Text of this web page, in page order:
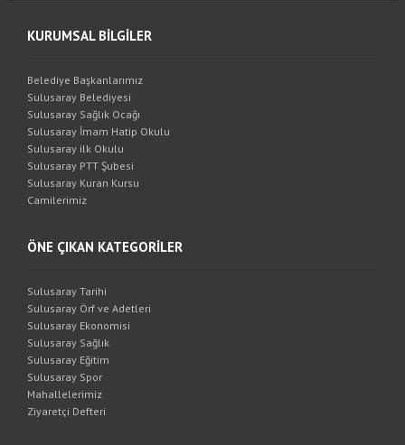
KURUMSAL BİLGİLER
Belediye Başkanlarımız
Sulusaray Belediyesi
Sulusaray Sağlık Ocağı
Sulusaray İmam Hatip Okulu
Sulusaray ilk Okulu
Sulusaray PTT Şubesi
Sulusaray Kuran Kursu
Camilerimiz
ÖNE ÇIKAN KATEGORİLER
Sulusaray Tarihi
Sulusaray Örf ve Adetleri
Sulusaray Ekonomisi
Sulusaray Sağlık
Sulusaray Eğitim
Sulusaray Spor
Mahallelerimiz
Ziyaretçi Defteri